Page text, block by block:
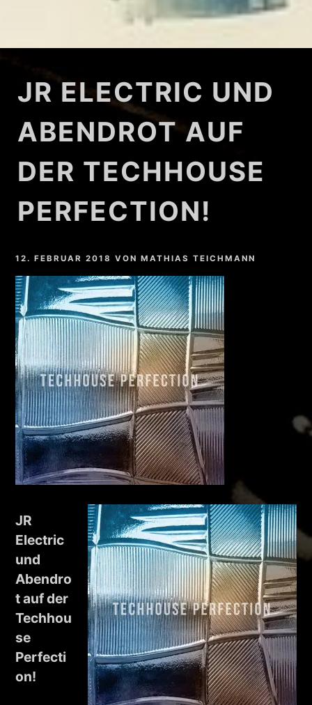
JR ELECTRIC UND
ABENDROT AUF
DER TECHHOUSE
PERFECTION!
12. FEBRUAR 2018 VONMATHIAS TEICHMANN
JR
Electric
und
Abendro
t auf der
Techhou
se
Perfecti
on!